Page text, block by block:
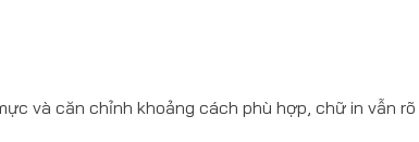
và căn chỉnh khoảng cách phù hợp, chữ in vẫn